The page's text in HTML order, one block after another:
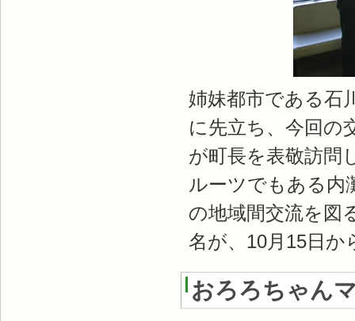
姉妹都市である石
に先立ち、今回の
が町長を表敬訪問
ルーツでもある内
の地域間交流を図
名が、10月15日か
おろろちゃん